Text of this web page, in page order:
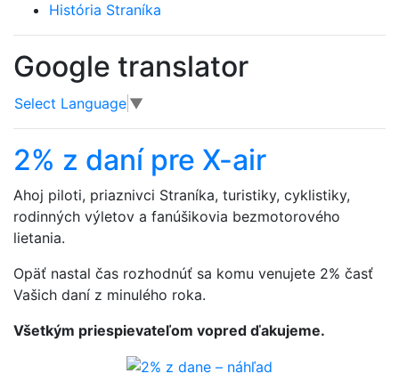
História Straníka
Google translator
Select Language ▼
2% z daní pre X-air
Ahoj piloti, priaznivci Straníka, turistiky, cyklistiky,
rodinných výletov a fanúšikovia bezmotorového
lietania.
Opäť nastal čas rozhodnúť sa komu venujete 2% časť
Vašich daní z minulého roka.
Všetkým priespievateľom vopred ďakujeme.